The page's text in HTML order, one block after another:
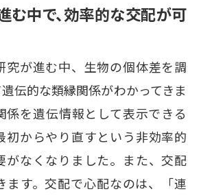
む中で、効率的な交配が可
究が進む中、生物の個体差を調
伝的な類縁関係がわかってきま
係を遺伝情報として表示できる
初からやり直すという非効率的
がなくなりました。また、交配
ます。交配で心配なのは、「連